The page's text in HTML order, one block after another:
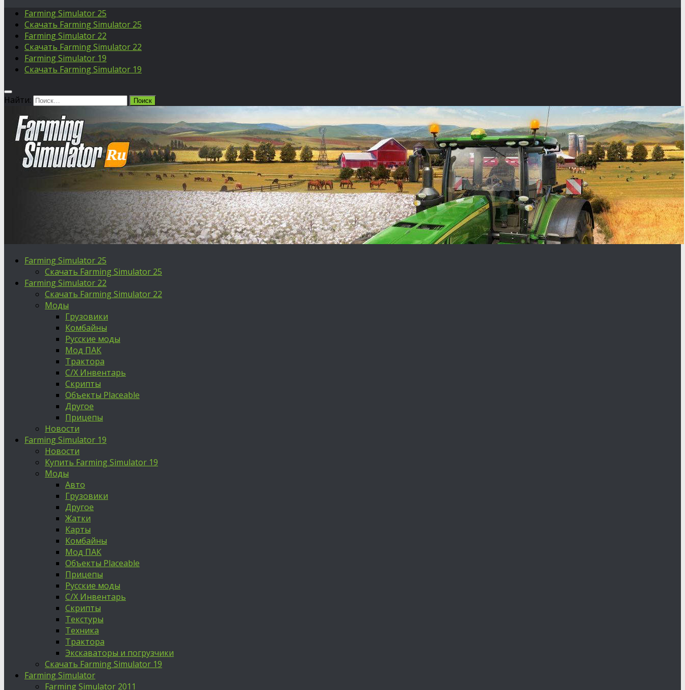
Farming Simulator 25
Скачать Farming Simulator 25
Farming Simulator 22
Скачать Farming Simulator 22
Farming Simulator 19
Скачать Farming Simulator 19
Найти:
Farming Simulator 25
Скачать Farming Simulator 25
Farming Simulator 22
Скачать Farming Simulator 22
Моды
Грузовики
Комбайны
Русские моды
Мод ПАК
Трактора
С/Х Инвентарь
Скрипты
Объекты Placeable
Другое
Прицепы
Новости
Farming Simulator 19
Новости
Купить Farming Simulator 19
Моды
Авто
Грузовики
Другое
Жатки
Карты
Комбайны
Мод ПАК
Объекты Placeable
Прицепы
Русские моды
С/Х Инвентарь
Скрипты
Текстуры
Техника
Трактора
Экскаваторы и погрузчики
Скачать Farming Simulator 19
Farming Simulator
Farming Simulator 2011